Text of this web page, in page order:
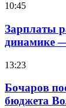
10:45
Зарплаты
динамике
13:23
Бочаров
бюджета